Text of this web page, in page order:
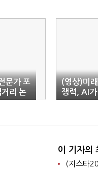
문가 포
거리 논
(영상)미
쟁력, AI
이 기자의
(지스타